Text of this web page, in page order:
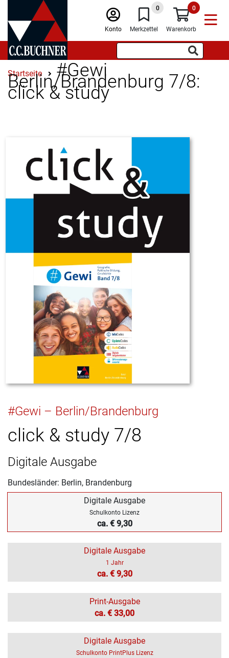
Konto
0
Merkzettel
0
Warenkorb
Startseite #Gewi
Berlin/Brandenburg 7/8:
click & study
#Gewi – Berlin/Brandenburg
click & study 7/8
Digitale Ausgabe
Bundesländer: Berlin, Brandenburg
Digitale Ausgabe
Schulkonto Lizenz
ca. € 9,30
Digitale Ausgabe
1 Jahr
ca. € 9,30
Print-Ausgabe
ca. € 33,00
Digitale Ausgabe
Schulkonto PrintPlus Lizenz